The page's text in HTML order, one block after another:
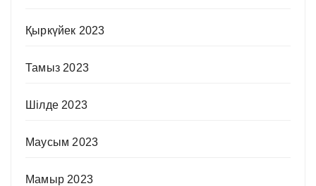
Қыркүйек 2023
Тамыз 2023
Шілде 2023
Маусым 2023
Мамыр 2023